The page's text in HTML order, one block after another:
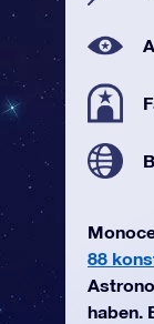
88
haben.